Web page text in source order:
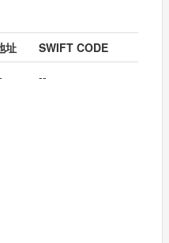
址
SWIFT CODE
--